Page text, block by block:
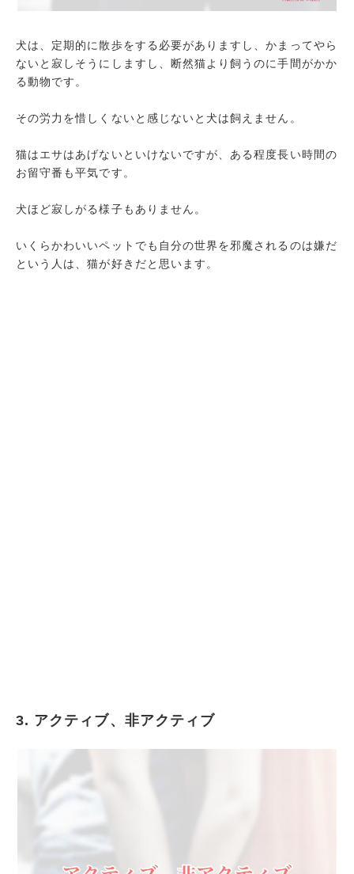
犬は、定期的に散歩をする必要がありますし、かまってやら
ないと寂しそうにしますし、断然猫より飼うのに手間がかか
る動物です。
その労力を惜しくないと感じないと犬は飼えません。
猫はエサはあげないといけないですが、ある程度長い時間の
お留守番も平気です。
犬ほど寂しがる様子もありません。
いくらかわいいペットでも自分の世界を邪魔されるのは嫌だ
という人は、猫が好きだと思います。
3. アクティブ、非アクティブ